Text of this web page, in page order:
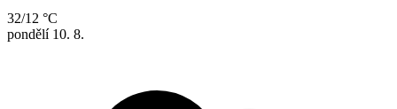
32/12 °C
pondělí 10. 8.